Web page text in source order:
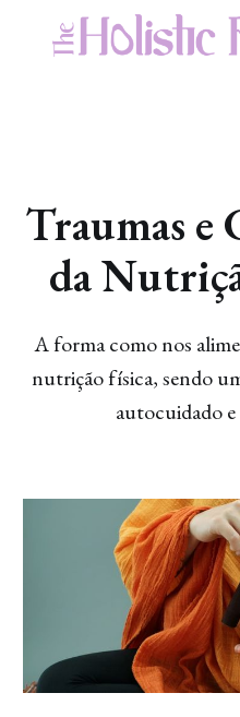
Traumas e
da
A forma como nos
nutrição física, sendo
autocuidado